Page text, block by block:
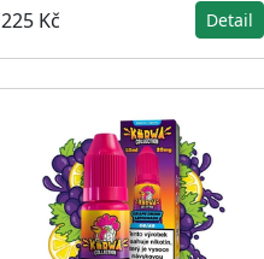
225 Kč Detail